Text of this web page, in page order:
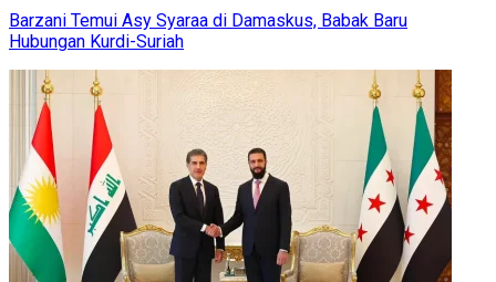
Barzani Temui Asy Syaraa di Damaskus, Babak Baru
Hubungan Kurdi-Suriah